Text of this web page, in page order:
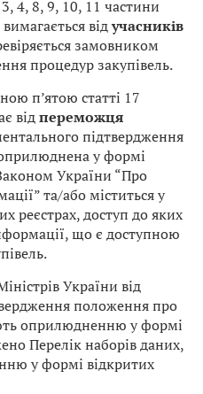
4, 8, 9, 10, 11 частини
відучасників
замовником
процедур закупівель.
п’ятою статті 17
відпереможця
підтвердження
у формі
України “Про
та/або міститься у
реєстрах, доступ до яких
що є доступною
України від
положення про
оприлюдненню у формі
Перелік наборів даних,
у формі відкритих